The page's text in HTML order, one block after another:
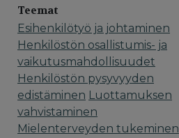
Teemat
Esihenkilötyö ja johtaminen
Henkilöstön osallistumis- ja
vaikutusmahdollisuudet
Henkilöstön pysyvyyden
edistäminen Luottamuksen
vahvistaminen
Mielenterveyden tukeminen